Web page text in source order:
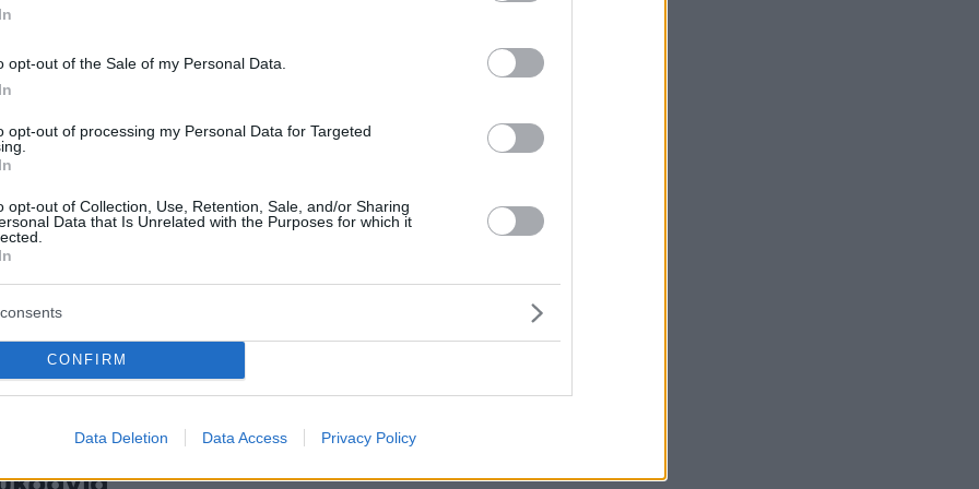
opt-out of the Sale of my Personal Data.
opt-out of processing my Personal Data for Targeted
opt-out of Collection, Use, Retention, Sale, and/or Sharing
Data that Is Unrelated with the Purposes for which it
CONFIRM
Data Deletion Data Access Privacy Policy
του σκηνοθέτη που
για απάτη σε βάρος του
Κιάνου Ριβς, ζητά επιείκεια
δικαστή
είχε συνεργαστεί με τον Καρλ Ρινς ζήτησε με
να μετριαστεί η ποινή του
Καννών: O Ρώσος
Ζβιάγκιντσεφ καλεί τον
να βάλει τέλος στη «σφαγή»